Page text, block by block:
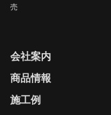
売
会社案内
商品情報
施工例